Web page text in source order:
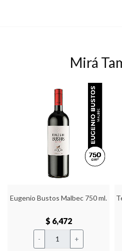
Mirá
Eugenio Bustos Malbec 750 ml.
$ 6,472
- +